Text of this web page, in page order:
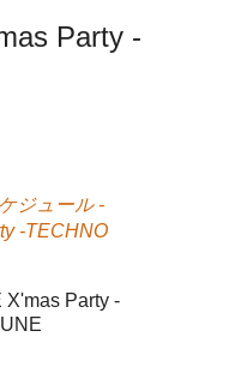
Party -
ジュール -
-TECHNO
X'mas Party -